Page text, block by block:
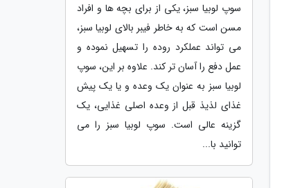
سوپ لوبیا سبز، یکی از برای بچه ها و افراد
مسن است که به خاطر فیبر بالای لوبیا سبز،
می تواند عملکرد روده را تسهیل نموده و
عمل دفع را آسان تر کند. علاوه بر این، سوپ
لوبیا سبز به عنوان یک وعده و یا یک پیش
غذای لذیذ قبل از وعده اصلی غذایی، یک
گزینه عالی است. سوپ لوبیا سبز را می
توانید با...